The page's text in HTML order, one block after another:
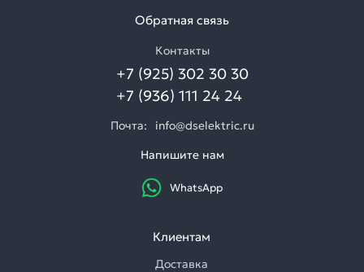
Обратная связь
Контакты
+7 (925) 302 30 30
+7 (936) 111 24 24
Почта:
info@dselektric.ru
Напишите нам
WhatsApp
Клиентам
Доставка